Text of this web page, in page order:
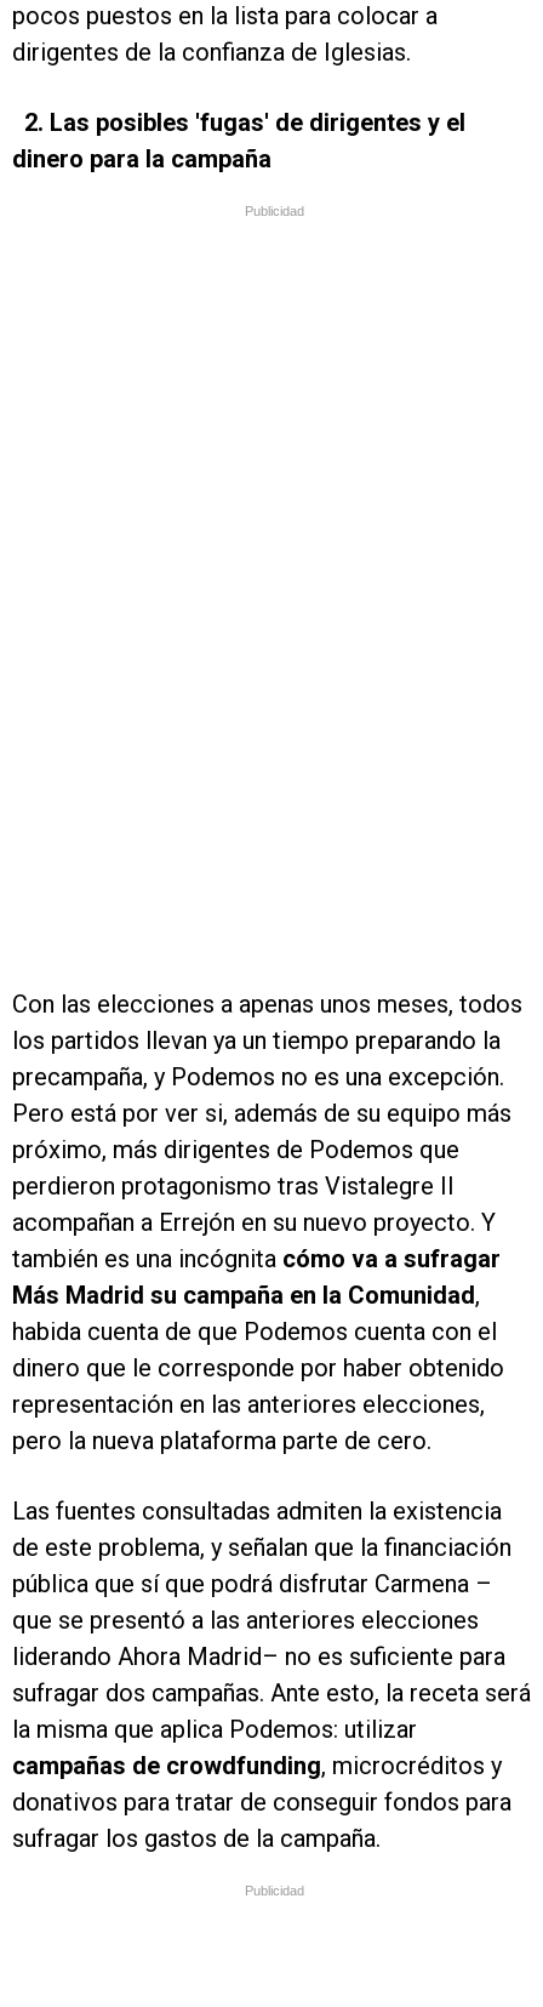
pocos puestos en la lista para colocar a
dirigentes de la confianza de Iglesias.
2. Las posibles 'fugas' de dirigentes y el
dinero para la campaña
Publicidad
Con las elecciones a apenas unos meses, todos
los partidos llevan ya un tiempo preparando la
precampaña, y Podemos no es una excepción.
Pero está por ver si, además de su equipo más
próximo, más dirigentes de Podemos que
perdieron protagonismo tras Vistalegre II
acompañan a Errejón en su nuevo proyecto. Y
también es una incógnita cómo va a sufragar
Más Madrid su campaña en la Comunidad,
habida cuenta de que Podemos cuenta con el
dinero que le corresponde por haber obtenido
representación en las anteriores elecciones,
pero la nueva plataforma parte de cero.
Las fuentes consultadas admiten la existencia
de este problema, y señalan que la financiación
pública que sí que podrá disfrutar Carmena –
que se presentó a las anteriores elecciones
liderando Ahora Madrid– no es suficiente para
sufragar dos campañas. Ante esto, la receta será
la misma que aplica Podemos: utilizar
campañas de crowdfunding, microcréditos y
donativos para tratar de conseguir fondos para
sufragar los gastos de la campaña.
Publicidad